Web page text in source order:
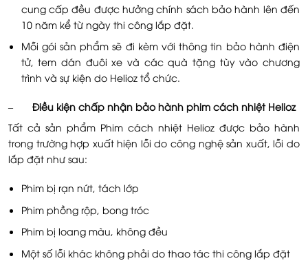
cung cấp đều được hưởng chính sách bảo hành lên đến
10 năm kể từ ngày thi công lắp đặt.
Mỗi gói sản phẩm sẽ đi kèm với thông tin bảo hành điện
tử, tem dán đuôi xe và các quà tặng tùy vào chương
trình và sự kiện do Helioz tổ chức.
– Điều kiện chấp nhận bảo hành phim cách nhiệt Helioz
Tất cả sản phẩm Phim cách nhiệt Helioz được bảo hành
trong trường hợp xuất hiện lỗi do công nghệ sản xuất, lỗi do
lắp đặt như sau:
Phim bị rạn nứt, tách lớp
Phim phồng rộp, bong tróc
Phim bị loang màu, không đều
Một số lỗi khác không phải do thao tác thi công lắp đặt